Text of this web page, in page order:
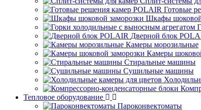
Готовые
Шкафы шоковой
Дверной блок
Камеры морозильные
Камеры
Стиральные машины
Сушильные машины
Тепловое оборудование
Пароконвектоматы